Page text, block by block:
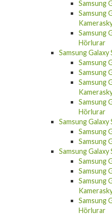
Samsung
Samsung
Samsung
Hörlurar
Samsung Galaxy
Samsung
Samsung
Samsung
Samsung
Hörlurar
Samsung Galaxy
Samsung
Samsung
Samsung Galaxy
Samsung
Samsung
Samsung
Samsung
Hörlurar